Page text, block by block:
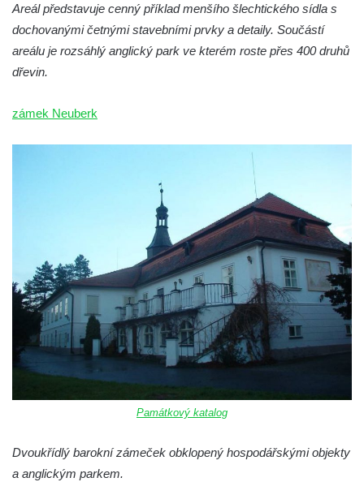
Zámek Bynovec
Zámek Starý Rybník (Altenteich)
Zámek Weesenstein
Nový zámek Chodová Planá
Vánoční dům Karlovy Vary (zámek Doubí)
Zámek Litvínov (a muzeum)
Zámek Klášterec nad Ohří (a muzeum)
Zámek Libochovice
Kříž u kostela svatého Jana Nepomuckého
Zámek Horní Police
Zámek Semily
Areál představuje cenný příklad menšího šlechtického sídla s
dochovanými četnými stavebními prvky a detaily. Součástí
areálu je rozsáhlý anglický park ve kterém roste přes 400 druhů
dřevin.
zámek Neuberk
Památkový katalog
Dvoukřídlý barokní zámeček obklopený hospodářskými objekty
a anglickým parkem.